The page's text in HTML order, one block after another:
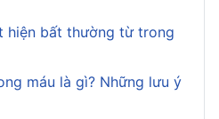
hiện bất thường từ trong
máu là gì? Những lưu ý